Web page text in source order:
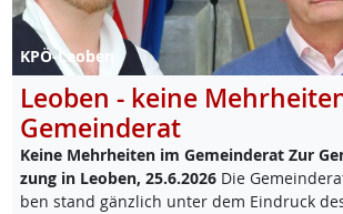
KPÖ-Leoben
Leoben - keine
Gemeinderat
Kei­ne Mehr­hei­ten im Ge­mein­de­rat Zur
zung in Leo­ben, 25.6.2026Die
ben stand gänz­lich un­ter dem Ein­druck